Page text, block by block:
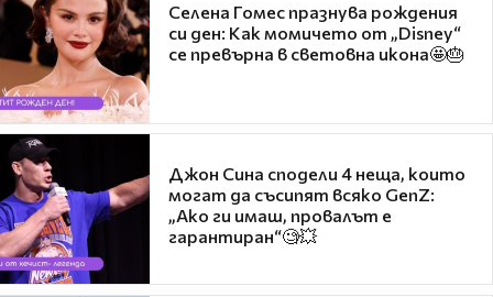
Селена Гомес празнува рождения
си ден: Как момичето от „Disney“
се превърна в световна икона🤩🎂
Джон Сина сподели 4 неща, които
могат да съсипят всяко GenZ:
„Ако ги имаш, провалът е
гарантиран“🧐💥